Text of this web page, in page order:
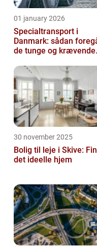
01 january 2026
Specialtransport i
Danmark: sådan
de tunge og krævende
30 november 2025
Bolig til leje i Skive:
det ideelle hjem